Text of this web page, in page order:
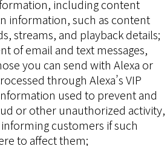
including content
information, such as content
streams, and playback details;
of email and text messages,
you can send with Alexa or
through Alexa’s VIP
used to prevent and
or other unauthorized activity,
customers if such
to affect them;